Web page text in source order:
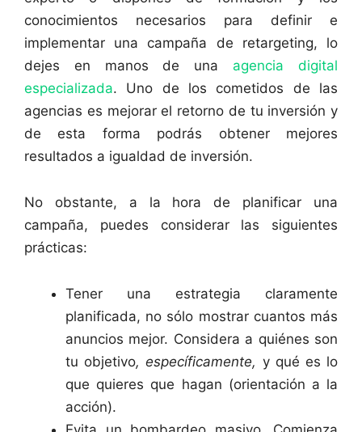
conocimientos necesarios para definir e
implementar una campaña de retargeting, lo
dejes en manos de una agencia digital
especializada. Uno de los cometidos de las
agencias es mejorar el retorno de tu inversión y
de esta forma podrás obtener mejores
resultados a igualdad de inversión.
No obstante, a la hora de planificar una
campaña, puedes considerar las siguientes
prácticas:
Tener una estrategia claramente
planificada, no sólo mostrar cuantos más
anuncios mejor. Considera a quiénes son
tu objetivo, específicamente, y qué es lo
que quieres que hagan (orientación a la
acción).